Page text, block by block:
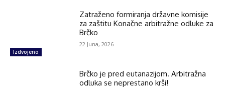
Izdvojeno
Zatraženo formiranja državne komisije
za zaštitu Konačne arbitražne odluke za
Brčko
22 Juna, 2026
Brčko je pred eutanazijom. Arbitražna
odluka se neprestano krši!